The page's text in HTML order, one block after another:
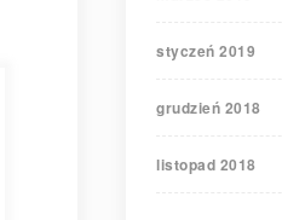
styczeń 2019
grudzień 2018
listopad 2018